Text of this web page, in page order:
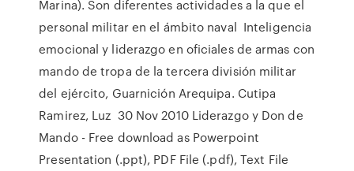
Marina). Son diferentes actividades a la que el
personal militar en el ámbito naval Inteligencia
emocional y liderazgo en oficiales de armas con
mando de tropa de la tercera división militar
del ejército, Guarnición Arequipa. Cutipa
Ramirez, Luz 30 Nov 2010 Liderazgo y Don de
Mando - Free download as Powerpoint
Presentation (.ppt), PDF File (.pdf), Text File